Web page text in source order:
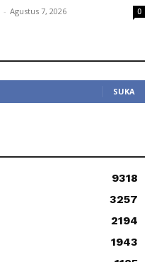
- Agustus 7, 2026 0
SUKA
9318
3257
2194
1943